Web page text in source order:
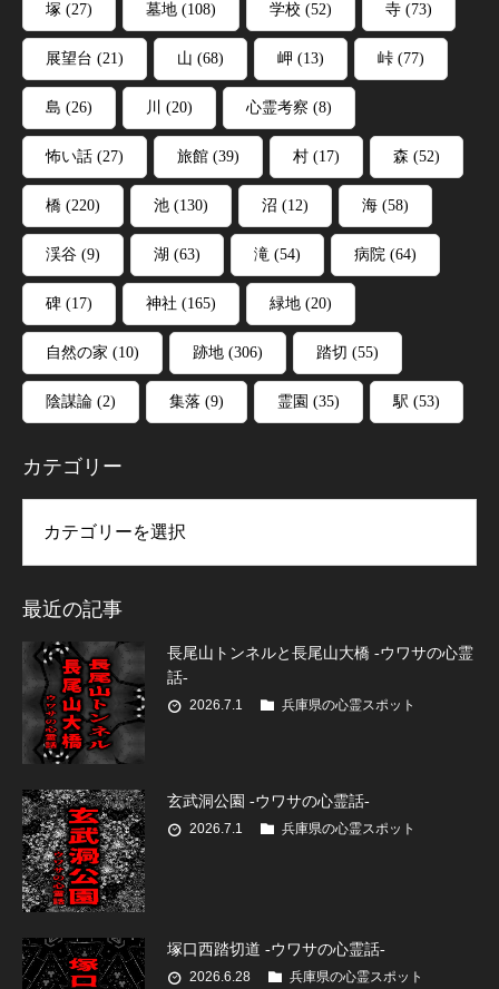
塚 (27) 墓地 (108) 学校 (52) 寺 (73)
展望台 (21) 山 (68) 岬 (13) 峠 (77)
島 (26) 川 (20) 心霊考察 (8)
怖い話 (27) 旅館 (39) 村 (17) 森 (52)
橋 (220) 池 (130) 沼 (12) 海 (58)
渓谷 (9) 湖 (63) 滝 (54) 病院 (64)
碑 (17) 神社 (165) 緑地 (20)
自然の家 (10) 跡地 (306) 踏切 (55)
陰謀論 (2) 集落 (9) 霊園 (35) 駅 (53)
カテゴリー
最近の記事
長尾山トンネルと長尾山大橋 -ウワサの心霊
話-
2026.7.1 兵庫県の心霊スポット
玄武洞公園 -ウワサの心霊話-
2026.7.1 兵庫県の心霊スポット
塚口西踏切道 -ウワサの心霊話-
2026.6.28 兵庫県の心霊スポット